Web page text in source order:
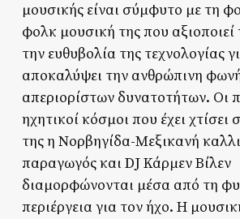
μουσικής είναι σύμφυτο με τη
φολκ μουσική της που
την ευθυβολία της τεχνολογίας
αποκαλύψει την ανθρώπινη
απεριορίστων δυνατοτήτων. Οι
ηχητικοί κόσμοι που έχει χτίσει
της η Νορβηγίδα-Μεξικανή
παραγωγός και DJ Κάρμεν Βίλεν
διαμορφώνονται μέσα από τη
περιέργεια για τον ήχο. Η